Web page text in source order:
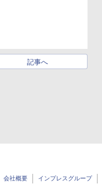
記事へ
会社概要 インプレスグループ